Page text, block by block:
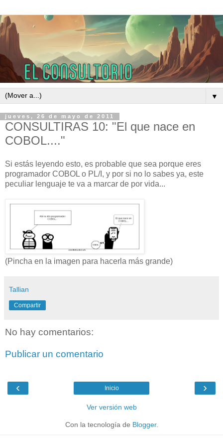
▼
jueves, 26 de mayo de 2011
CONSULTIRAS 10: "El que nace en
COBOL...."
Si estás leyendo esto, es probable que sea porque eres
programador COBOL o PL/I, y por si no lo sabes ya, este
peculiar lenguaje te va a marcar de por vida...
(Pincha en la imagen para hacerla más grande)
Tallian
Compartir
No hay comentarios:
Publicar un comentario
‹ ›
Inicio
Ver versión web
Con la tecnología de Blogger.